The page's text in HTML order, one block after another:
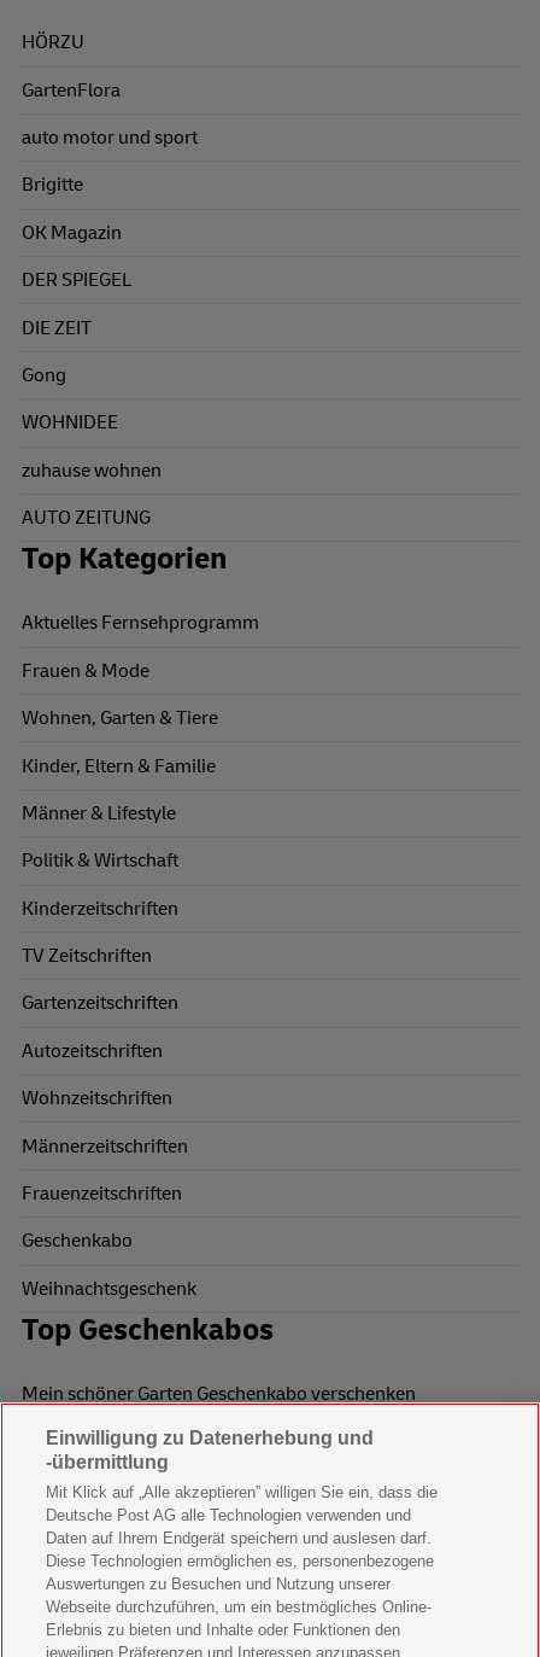
HÖRZU
GartenFlora
auto motor und sport
Brigitte
OK Magazin
DER SPIEGEL
DIE ZEIT
Gong
WOHNIDEE
zuhause wohnen
AUTO ZEITUNG
Top Kategorien
Aktuelles Fernsehprogramm
Frauen & Mode
Wohnen, Garten & Tiere
Kinder, Eltern & Familie
Männer & Lifestyle
Politik & Wirtschaft
Kinderzeitschriften
TV Zeitschriften
Gartenzeitschriften
Autozeitschriften
Wohnzeitschriften
Männerzeitschriften
Frauenzeitschriften
Geschenkabo
Weihnachtsgeschenk
Top Geschenkabos
Mein schöner Garten Geschenkabo verschenken
Wohnen & Garten Geschenkabo verschenken
Mein schönes Land Geschenkabo verschenken
Bild der Frau Geschenkabo verschenken
11 Freunde Geschenkabo verschenken
LEGO Ninjago Magazin Geschenkabo verschenken
Einwilligung zu Datenerhebung und
-übermittlung
Mit Klick auf „Alle akzeptieren” willigen Sie ein, dass die
Deutsche Post AG alle Technologien verwenden und
Daten auf Ihrem Endgerät speichern und auslesen darf.
Diese Technologien ermöglichen es, personenbezogene
Auswertungen zu Besuchen und Nutzung unserer
Webseite durchzuführen, um ein bestmögliches Online-
Erlebnis zu bieten und Inhalte oder Funktionen den
jeweiligen Präferenzen und Interessen anzupassen.